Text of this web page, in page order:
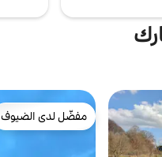
مفضّل لدى الضيوف
مفضّل لدى الضيوف